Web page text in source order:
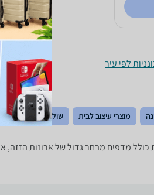
לפי עיר
מוצרי עיצוב לבית שולחנות ופינות אוכל
‏כולל מדפים מבחר גדול של ארונות הזזה,